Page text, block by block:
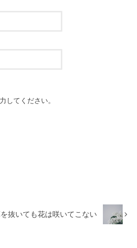
してください。
抜いても花は咲いてこない